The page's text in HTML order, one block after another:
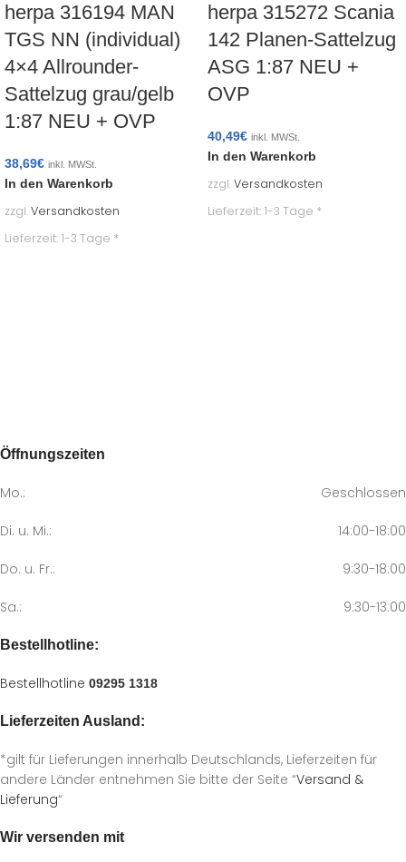
herpa 316194 MAN
TGS NN (individual)
4×4 Allrounder-
Sattelzug grau/gelb
1:87 NEU + OVP
38,69€ inkl. MWSt.
In den Warenkorb
zzgl.Versandkosten
Lieferzeit: 1-3 Tage *
herpa 315272 Scania
142 Planen-Sattelzug
ASG 1:87 NEU +
OVP
40,49€ inkl. MWSt.
In den Warenkorb
zzgl.Versandkosten
Lieferzeit: 1-3 Tage *
Öffnungszeiten
Mo.: Geschlossen
Di. u. Mi.: 14:00-18:00
Do. u. Fr.: 9:30-18:00
Sa.: 9:30-13:00
Bestellhotline:
Bestellhotline 09295 1318
Lieferzeiten Ausland:
*gilt für Lieferungen innerhalb Deutschlands, Lieferzeiten für
andere Länder entnehmen Sie bitte der Seite “Versand &
Lieferung“
Wir versenden mit